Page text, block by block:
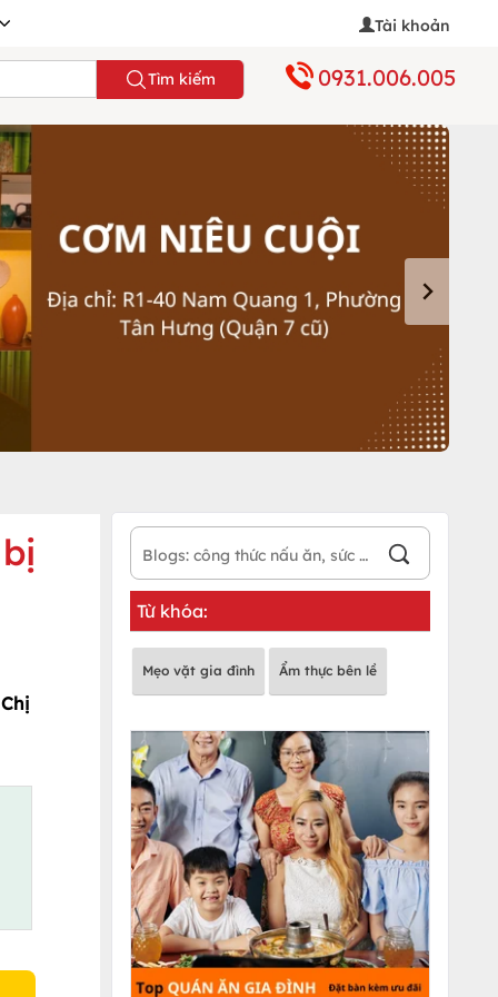
Tài khoản
Tìm kiếm 0931.006.005
Từ khóa:
Mẹo vặt gia đình Ẩm thực bên lề